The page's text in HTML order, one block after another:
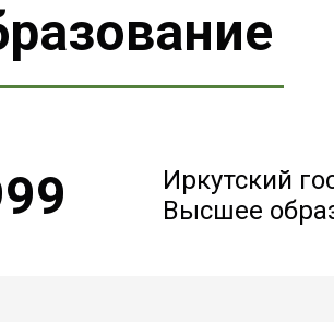
Иркутский
Высшее